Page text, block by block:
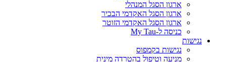
ארגון הסגל המנהלי
ארגון הסגל האקדמי הבכיר
ארגון הסגל האקדמי הזוטר
כניסה ל-My Tau
נגישות
נגישות בקמפוס
מניעה וטיפול בהטרדה מינית